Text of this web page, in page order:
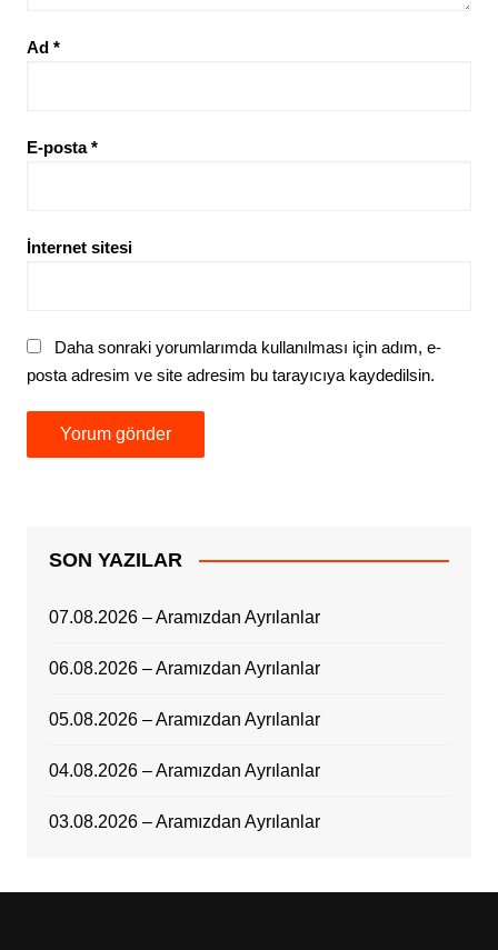
Ad *
E-posta*
İnternet sitesi
Daha sonraki yorumlarımda kullanılması için adım, e-
posta adresim ve site adresim bu tarayıcıya kaydedilsin.
SON YAZILAR
07.08.2026 – Aramızdan Ayrılanlar
06.08.2026 – Aramızdan Ayrılanlar
05.08.2026 – Aramızdan Ayrılanlar
04.08.2026 – Aramızdan Ayrılanlar
03.08.2026 – Aramızdan Ayrılanlar